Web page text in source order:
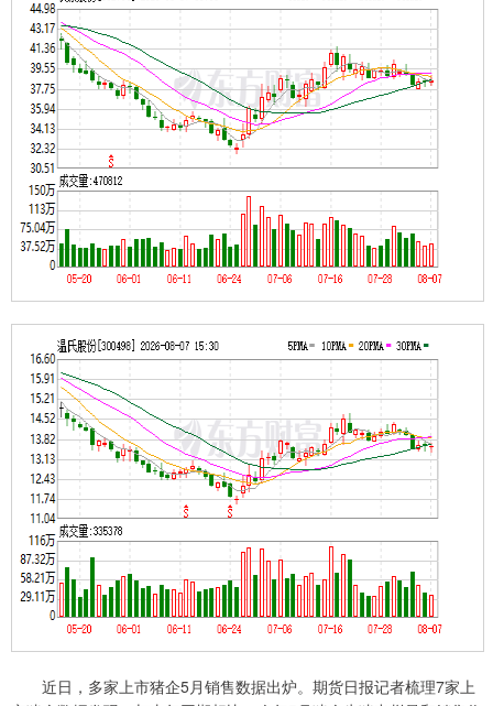
近日，多家上市猪企5月销售数据出炉。期货日报记者梳理7家上